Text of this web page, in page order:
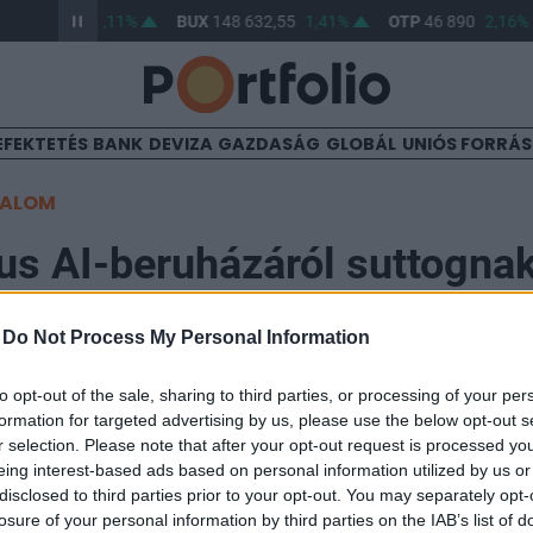
Do Not Process My Personal Information
opt-out of the sale, sharing to third parties, or processing of your
for targeted advertising by us, please use the below opt-out
selection. Please note that after your opt-out request is processed
interest-based ads based on personal information utilized by us
to third parties prior to your opt-out. You may separately
of your personal information by third parties on the IAB’s list of
64 960,48 0,11% BUX148 632,55 1,41% OTP46 890 2,16%
BANK DEVIZA GAZDASÁG GLOBÁL UNIÓS
AI-beruházáról
szerint a Meta Platforms több mint 200 milliárd
létrehozására mesterséges intelligencia